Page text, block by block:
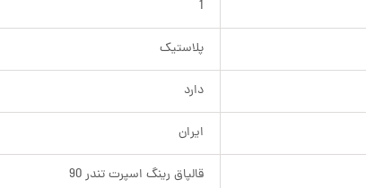
1
پلاستیک
دارد
ایران
قالپاق رینگ اسپرت تندر 90